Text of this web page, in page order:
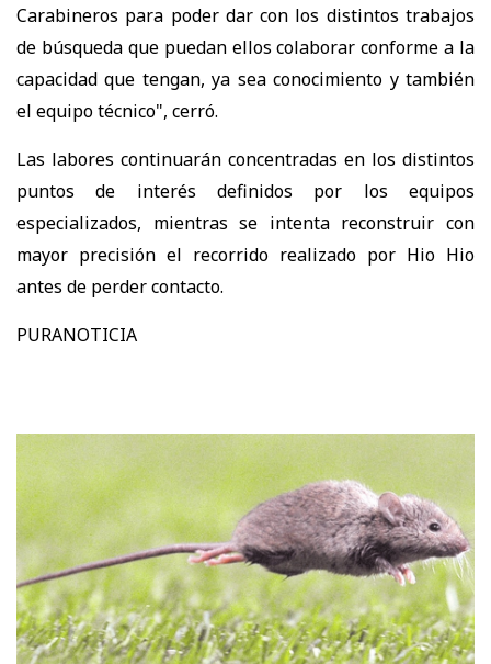
Carabineros para poder dar con los distintos trabajos
de búsqueda que puedan ellos colaborar conforme a la
capacidad que tengan, ya sea conocimiento y también
el equipo técnico", cerró.
Las labores continuarán concentradas en los distintos
puntos de interés definidos por los equipos
especializados, mientras se intenta reconstruir con
mayor precisión el recorrido realizado por Hio Hio
antes de perder contacto.
PURANOTICIA